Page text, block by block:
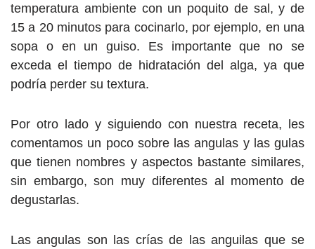
temperatura ambiente con un poquito de sal, y de
15 a 20 minutos para cocinarlo, por ejemplo, en una
sopa o en un guiso. Es importante que no se
exceda el tiempo de hidratación del alga, ya que
podría perder su textura.
Por otro lado y siguiendo con nuestra receta, les
comentamos un poco sobre las angulas y las gulas
que tienen nombres y aspectos bastante similares,
sin embargo, son muy diferentes al momento de
degustarlas.
Las angulas son las crías de las anguilas que se